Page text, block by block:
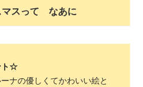
スって なあに
ト☆
ナの優しくてかわいい絵と